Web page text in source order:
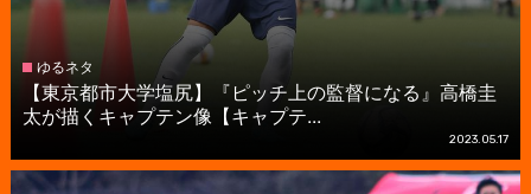
ゆるネタ
【東京都市大学塩尻】『ピッチ上の監督になる』高橋圭
太が描くキャプテン像【キャプテ...
2023.05.17